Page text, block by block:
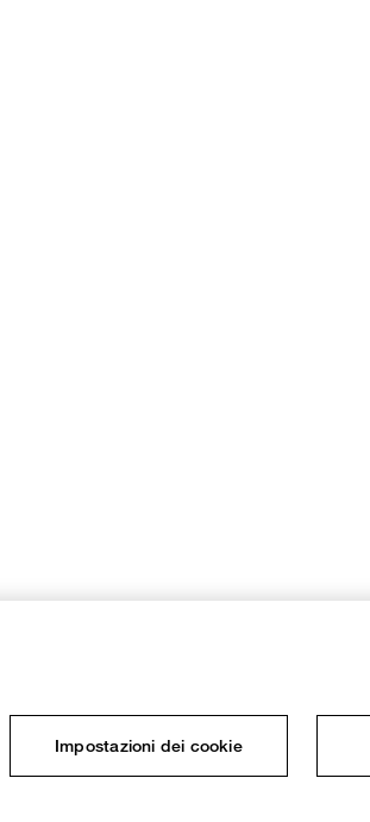
Impostazioni dei cookie